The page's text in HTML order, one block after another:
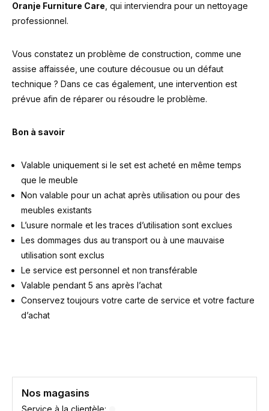
Oranje Furniture Care , qui interviendra pour un nettoyage
professionnel.
Vous constatez un problème de construction, comme une
assise affaissée, une couture décousue ou un défaut
technique ? Dans ce cas également, une intervention est
prévue afin de réparer ou résoudre le problème.
Bon à savoir
Valable uniquement si le set est acheté en même temps
que le meuble
Non valable pour un achat après utilisation ou pour des
meubles existants
L’usure normale et les traces d’utilisation sont exclues
Les dommages dus au transport ou à une mauvaise
utilisation sont exclus
Le service est personnel et non transférable
Valable pendant 5 ans après l’achat
Conservez toujours votre carte de service et votre facture
d’achat
Nos magasins
Service à la clientèle: